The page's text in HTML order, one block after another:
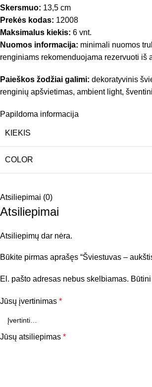
Skersmuo: 13,5 cm
Prekės kodas: 12008
Maksimalus kiekis: 6 vnt.
Nuomos informacija: minimali nuomos
renginiams rekomenduojama rezervuoti iš
Paieškos žodžiai galimi: dekoratyvinis
renginių apšvietimas, ambient light,
Papildoma informacija
KIEKIS
COLOR
Atsiliepimai (0)
Atsiliepimai
Atsiliepimų dar nėra.
Būkite pirmas aprašęs “Šviestuvas –
El. pašto adresas nebus skelbiamas.
Jūsų įvertinimas *
Jūsų atsiliepimas *